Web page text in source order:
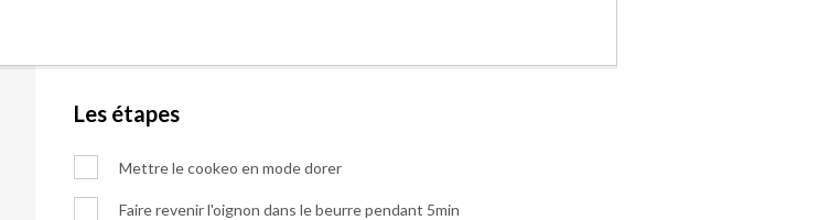
Les étapes
Mettre le cookeo en mode dorer
Faire revenir l'oignon dans le beurre pendant 5min